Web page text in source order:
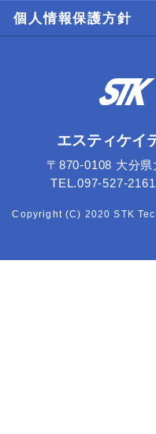
個人情報保護方針
エスティケイ
〒870-0108 大分
TEL.097-527-
Copyright (C) 2020 STK